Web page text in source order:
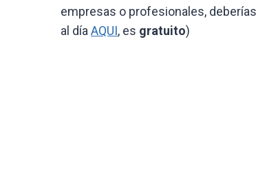
empresas o profesionales,
al día AQUI, es gratuito)